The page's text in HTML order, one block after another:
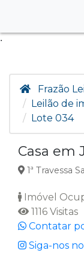
.
Frazão
Leilão de
Lote 034
Casa em
1ª Travessa
Imóvel
1116 Visitas
Contatar
Siga-nos